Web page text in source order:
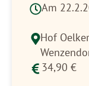
Am
Hof
34,90 €